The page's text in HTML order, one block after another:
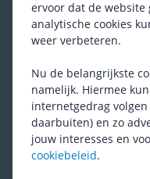
Zadelpijn: Wat is het
en wat kun je er tegen
doen?
Lees meer
ervoor dat de website
analytische cookies
weer verbeteren.
Nu de belangrijkste
namelijk. Hiermee
internetgedrag
daarbuiten) en zo
jouw interesses en
cookiebeleid.